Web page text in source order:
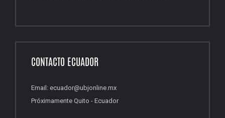
CONTACTO ECUADOR
Email: ecuador@ubjonline.mx
Próximamente Quito - Ecuador